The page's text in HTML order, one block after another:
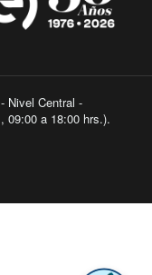
Nivel Central -
09:00 a 18:00 hrs.).